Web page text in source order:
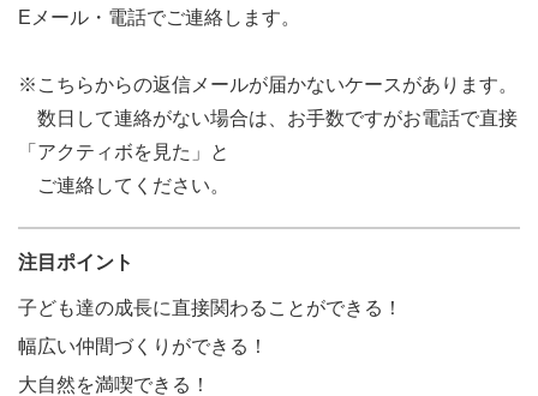
Eメール・電話でご連絡します。
※こちらからの返信メールが届かないケースがあります。
数日して連絡がない場合は、お手数ですがお電話で直接
「アクティボを見た」と
ご連絡してください。
注目ポイント
子ども達の成長に直接関わることができる！
幅広い仲間づくりができる！
大自然を満喫できる！